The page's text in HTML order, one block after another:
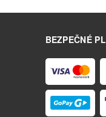
BEZPEČNÉ